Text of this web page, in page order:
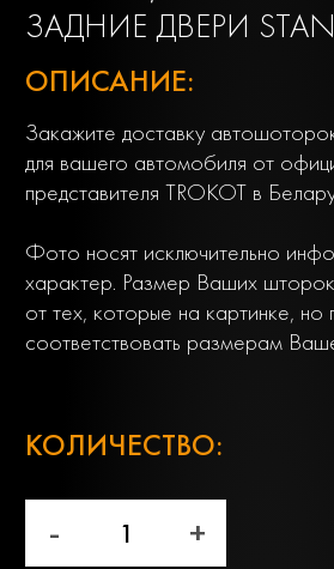
ЗАДНИЕ ДВЕРИ
ОПИСАНИЕ:
Закажите доставку
для вашего автомобиля от
представителя TROKOT в
Фото носят исключительно
характер. Размер Ваших
от тех, которые на картинке, но
соответствовать размерам
КОЛИЧЕСТВО:
- +